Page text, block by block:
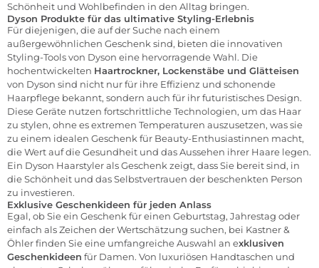
Schönheit und Wohlbefinden in den Alltag bringen.
Dyson Produkte für das ultimative Styling-Erlebnis
Für diejenigen, die auf der Suche nach einem
außergewöhnlichen Geschenk sind, bieten die innovativen
Styling-Tools von Dyson eine hervorragende Wahl. Die
hochentwickelten Haartrockner, Lockenstäbe und Glätteisen
von Dyson sind nicht nur für ihre Effizienz und schonende
Haarpflege bekannt, sondern auch für ihr futuristisches Design.
Diese Geräte nutzen fortschrittliche Technologien, um das Haar
zu stylen, ohne es extremen Temperaturen auszusetzen, was sie
zu einem idealen Geschenk für Beauty-Enthusiastinnen macht,
die Wert auf die Gesundheit und das Aussehen ihrer Haare legen.
Ein Dyson Haarstyler als Geschenk zeigt, dass Sie bereit sind, in
die Schönheit und das Selbstvertrauen der beschenkten Person
zu investieren.
Exklusive Geschenkideen für jeden Anlass
Egal, ob Sie ein Geschenk für einen Geburtstag, Jahrestag oder
einfach als Zeichen der Wertschätzung suchen, bei Kastner &
Öhler finden Sie eine umfangreiche Auswahl an exklusiven
Geschenkideen für Damen. Von luxuriösen Handtaschen und